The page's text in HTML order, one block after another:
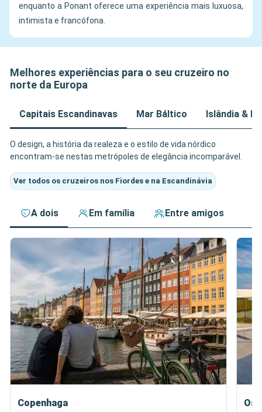
enquanto a Ponant oferece uma experiência mais luxuosa,
intimista e francófona.
Melhores experiências para o seu cruzeiro no
norte da Europa
Capitais Escandinavas Mar Báltico Islândia &
O design, a história da realeza e o estilo de vida nórdico
encontram-se nestas metrópoles de elegância incomparável.
Ver todos os cruzeiros nos Fiordes e na Escandinávia
A dois Em família Entre amigos
Copenhaga